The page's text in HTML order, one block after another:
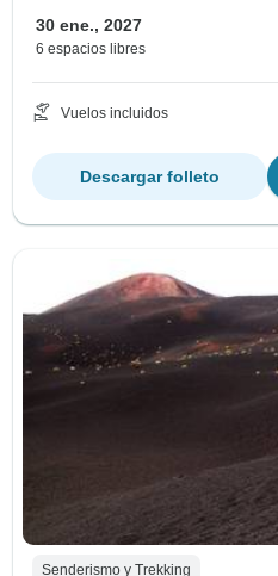
30 ene., 2027
6 espacios libres
Vuelos incluidos
Descargar folleto
Senderismo y Trekking